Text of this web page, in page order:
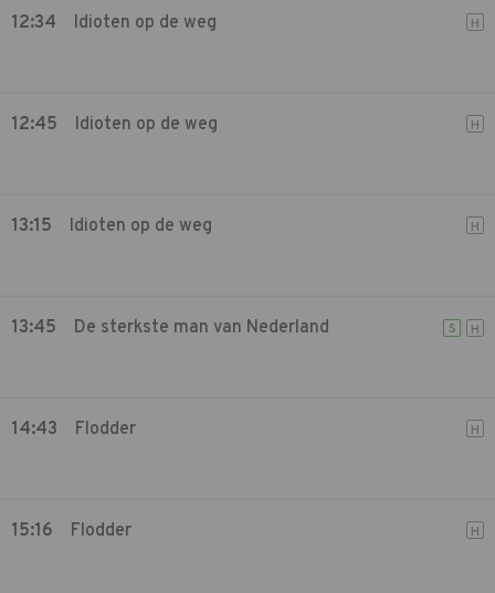
12:34 Idioten op de weg H
12:45 Idioten op de weg H
13:15 Idioten op de weg H
13:45 De sterkste man van Nederland S H
14:43 Flodder H
15:16 Flodder H